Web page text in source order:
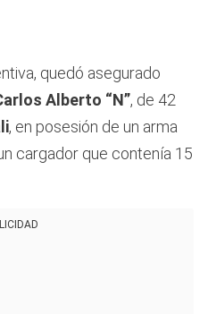
quedó asegurado
Alberto “N”, de 42
, en posesión de un arma
cargador que contenía 15